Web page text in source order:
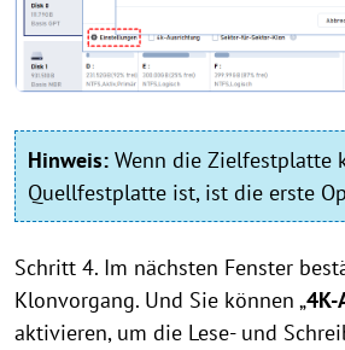
Hinweis: Wenn die Zielfestplatte
Quellfestplatte ist, ist die erste
Schritt 4. Im nächsten Fenster
Klonvorgang. Und Sie können „4K-
aktivieren, um die Lese- und